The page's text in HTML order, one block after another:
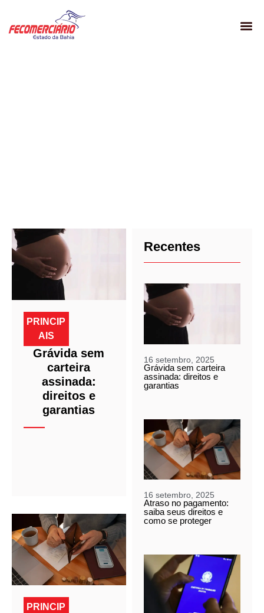
PRINCIP
AIS
Grávida sem
carteira
assinada:
direitos e
garantias
PRINCIP
Recentes
16 setembro, 2025
Grávida sem carteira
assinada: direitos e
garantias
16 setembro, 2025
Atraso no pagamento:
saiba seus direitos e
como se proteger